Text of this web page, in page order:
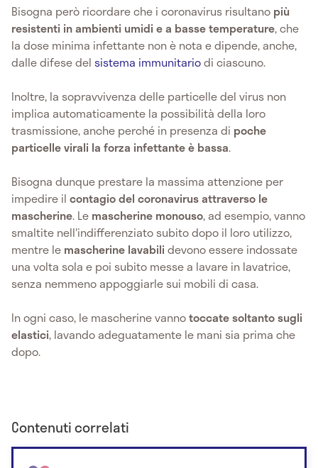
Bisogna però ricordare che i coronavirus risultano più
resistenti in ambienti umidi e a basse temperature, che
la dose minima infettante non è nota e dipende, anche,
dalle difese del sistema immunitariodi ciascuno.
Inoltre, la sopravvivenza delle particelle del virus non
implica automaticamente la possibilità della loro
trasmissione, anche perché in presenza di poche
particelle virali la forza infettante è bassa.
Bisogna dunque prestare la massima attenzione per
impedire il contagio del coronavirus attraverso le
mascherine. Le mascherine monouso, ad esempio, vanno
smaltite nell'indifferenziato subito dopo il loro utilizzo,
mentre le mascherine lavabilidevono essere indossate
una volta sola e poi subito messe a lavare in lavatrice,
senza nemmeno appoggiarle sui mobili di casa.
In ogni caso, le mascherine vannotoccate soltanto sugli
elastici, lavando adeguatamente le mani sia prima che
dopo.
Contenuti correlati